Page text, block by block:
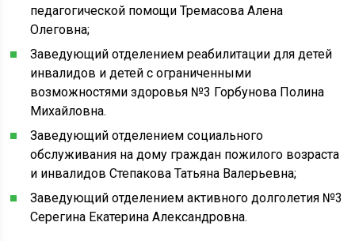
педагогической помощи Тремасова Алена
Олеговна;
Заведующий отделением реабилитации для детей
инвалидов и детей с ограниченными
возможностями здоровья №3 Горбунова Полина
Михайловна.
Заведующий отделением социального
обслуживания на дому граждан пожилого возраста
и инвалидов Степакова Татьяна Валерьевна;
Заведующий отделением активного долголетия №3
Серегина Екатерина Александровна.